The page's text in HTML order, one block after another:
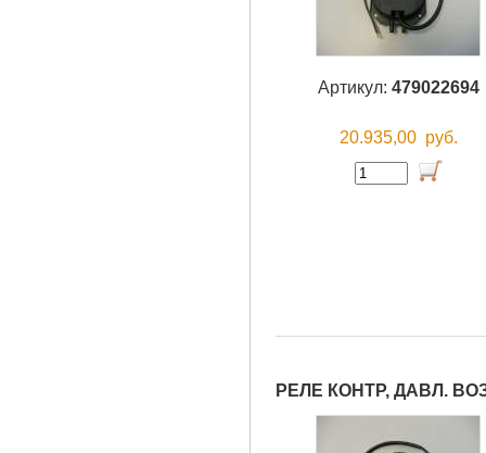
Артикул: 479022694
20.935,00 руб.
РЕЛЕ КОНТР, ДАВЛ.